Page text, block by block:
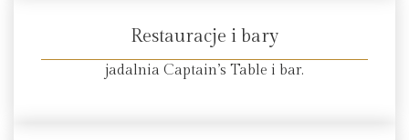
Restauracje i bary
jadalnia Captain’s Table i bar.